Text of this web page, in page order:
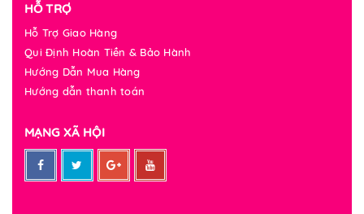
HỖ TRỢ
Hỗ Trợ Giao Hàng
Qui Định Hoàn Tiền & Bảo Hành
Hướng Dẫn Mua Hàng
Hướng dẫn thanh toán
MẠNG XÃ HỘI